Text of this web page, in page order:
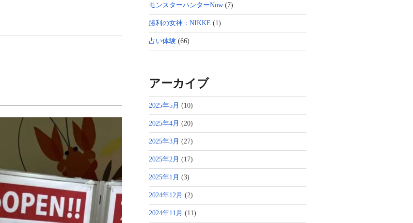
モンスターハンターNow(7)
勝利の女神：NIKKE (1)
占い体験(66)
アーカイブ
2025年5月 (10)
2025年4月 (20)
2025年3月 (27)
2025年2月 (17)
2025年1月 (3)
2024年12月 (2)
2024年11月 (11)